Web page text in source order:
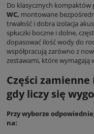
Do klasycznych kompaktów
WC, montowane
trwałość i dobra izolacja
spłuczki boczne i dolne,
dopasować ilość wody do
współpracują zarówno z
zestawami, które
Części
gdy liczy się
Przy wyborze
na: